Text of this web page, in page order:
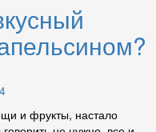
и фрукты, настало